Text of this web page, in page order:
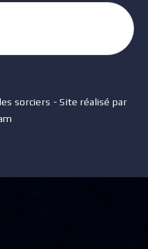
sorciers - Site réalisé par